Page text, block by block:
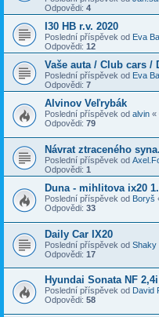
Odpovědi: 4
I30 HB r.v. 2020
Poslední příspěvek od Eva
Odpovědi: 12
Vaše auta / Club cars /
Poslední příspěvek od Eva
Odpovědi: 7
Alvinov Veľrybák
Poslední příspěvek od alvin «
Odpovědi: 79
Návrat ztraceného syna.
Poslední příspěvek od
Odpovědi: 1
Duna - mihlitova ix20
Poslední příspěvek od Boryš
Odpovědi: 33
Daily Car IX20
Poslední příspěvek od Shaky
Odpovědi: 17
Hyundai Sonata NF
Poslední příspěvek od David
Odpovědi: 58